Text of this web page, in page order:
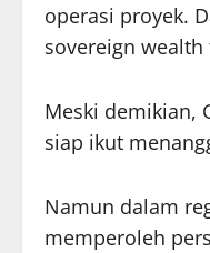
operasi proyek.
sovereign
Meski demikian,
siap ikut
Namun dalam
memperoleh